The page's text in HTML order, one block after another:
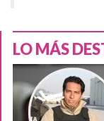
LO MÁS